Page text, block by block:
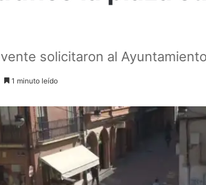
solicitaron al
1 minuto leído